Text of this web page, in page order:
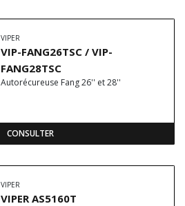
VIPER
VIP-FANG26TSC / VIP-
FANG28TSC
Autorécureuse Fang 26'' et 28''
CONSULTER
VIPER
VIPER AS5160T